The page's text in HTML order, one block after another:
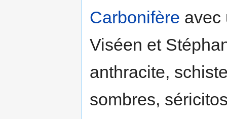
Carbonifère avec
Viséen et
anthracite,
sombres,